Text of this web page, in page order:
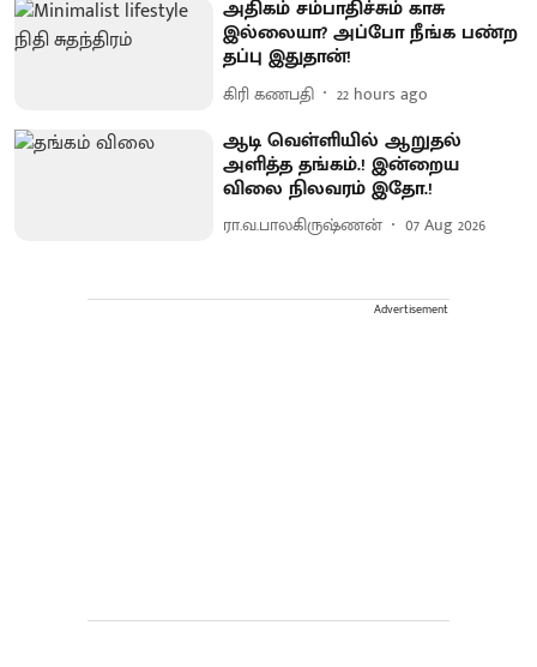
அதிகம் சம்பாதிச்சும் காசு
இல்லையா? அப்போ நீங்க பண்ற
தப்பு இதுதான்!
கிரி கணபதி 22 hours ago
ஆடி வெள்ளியில் ஆறுதல்
அளித்த தங்கம்.! இன்றைய
விலை நிலவரம் இதோ.!
ரா.வ.பாலகிருஷ்ணன் 07 Aug 2026
Advertisement